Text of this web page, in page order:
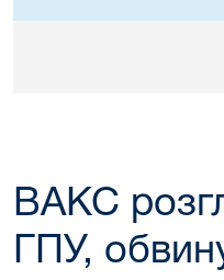
ВАКС
ГПУ,